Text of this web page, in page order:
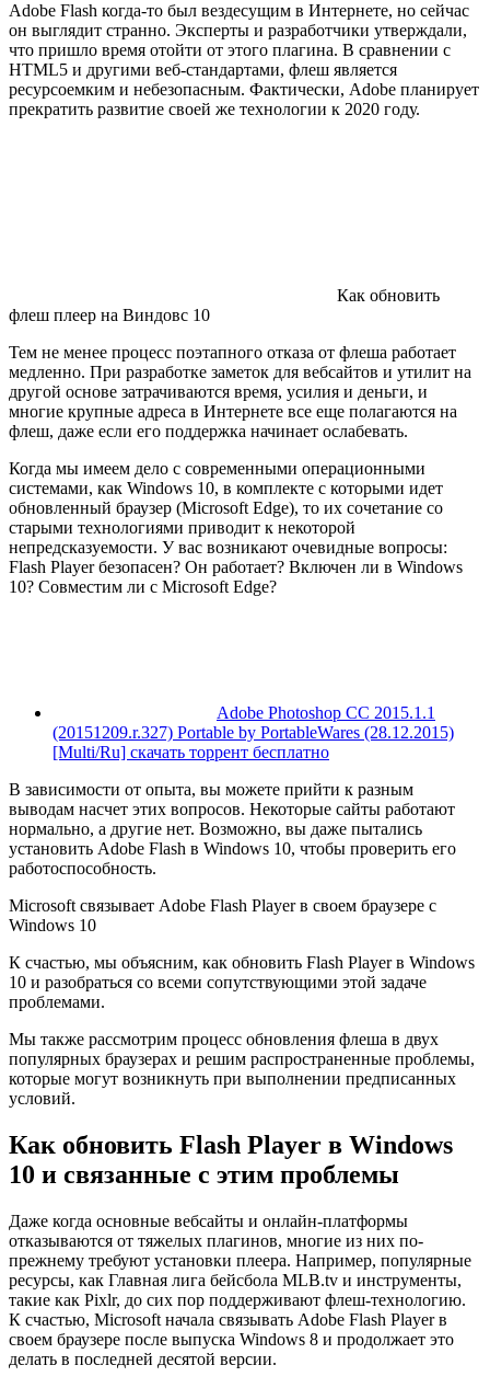
Adobe Flash когда-то был вездесущим в Интернете, но сейчас
он выглядит странно. Эксперты и разработчики утверждали,
что пришло время отойти от этого плагина. В сравнении с
HTML5 и другими веб-стандартами, флеш является
ресурсоемким и небезопасным. Фактически, Adobe планирует
прекратить развитие своей же технологии к 2020 году.
Как обновить
флеш плеер на Виндовс 10
Тем не менее процесс поэтапного отказа от флеша работает
медленно. При разработке заметок для вебсайтов и утилит на
другой основе затрачиваются время, усилия и деньги, и
многие крупные адреса в Интернете все еще полагаются на
флеш, даже если его поддержка начинает ослабевать.
Когда мы имеем дело с современными операционными
системами, как Windows 10, в комплекте с которыми идет
обновленный браузер (Microsoft Edge), то их сочетание со
старыми технологиями приводит к некоторой
непредсказуемости. У вас возникают очевидные вопросы:
Flash Player безопасен? Он работает? Включен ли в Windows
10? Совместим ли с Microsoft Edge?
Adobe Photoshop CC 2015.1.1
(20151209.r.327) Portable by PortableWares (28.12.2015)
[Multi/Ru] скачать торрент бесплатно
В зависимости от опыта, вы можете прийти к разным
выводам насчет этих вопросов. Некоторые сайты работают
нормально, а другие нет. Возможно, вы даже пытались
установить Adobe Flash в Windows 10, чтобы проверить его
работоспособность.
Microsoft связывает Adobe Flash Player в своем браузере с
Windows 10
К счастью, мы объясним, как обновить Flash Player в Windows
10 и разобраться со всеми сопутствующими этой задаче
проблемами.
Мы также рассмотрим процесс обновления флеша в двух
популярных браузерах и решим распространенные проблемы,
которые могут возникнуть при выполнении предписанных
условий.
Как обновить Flash Player в Windows
10 и связанные с этим проблемы
Даже когда основные вебсайты и онлайн-платформы
отказываются от тяжелых плагинов, многие из них по-
прежнему требуют установки плеера. Например, популярные
ресурсы, как Главная лига бейсбола MLB.tv и инструменты,
такие как Pixlr, до сих пор поддерживают флеш-технологию.
К счастью, Microsoft начала связывать Adobe Flash Player в
своем браузере после выпуска Windows 8 и продолжает это
делать в последней десятой версии.